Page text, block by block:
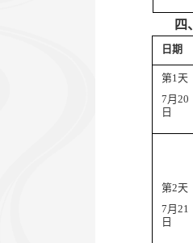
四、
日期
第1天
7 月20
日
第2天
7 月21
日